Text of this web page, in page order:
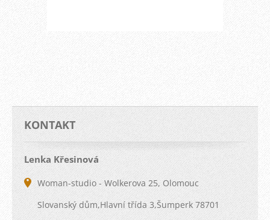
KONTAKT
Lenka Křesinová
Woman-studio - Wolkerova 25, Olomouc
Slovanský dům,Hlavní třída 3,Šumperk 78701